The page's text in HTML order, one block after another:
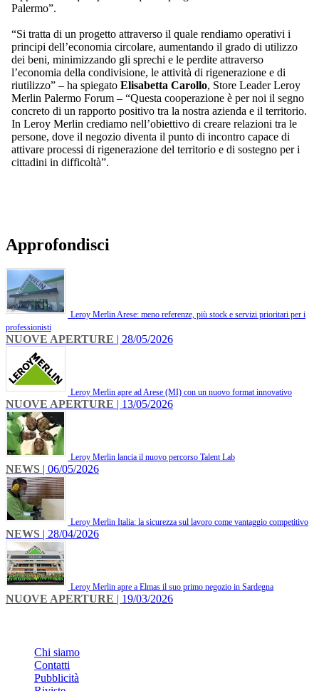
Palermo”.
“Si tratta di un progetto attraverso il quale rendiamo operativi i
principi dell’economia circolare, aumentando il grado di utilizzo
dei beni, minimizzando gli sprechi e le perdite attraverso
l’economia della condivisione, le attività di rigenerazione e di
riutilizzo” – ha spiegato Elisabetta Carollo, Store Leader Leroy
Merlin Palermo Forum – “Questa cooperazione è per noi il segno
concreto di un rapporto positivo tra la nostra azienda e il territorio.
In Leroy Merlin crediamo nell’obiettivo di creare relazioni tra le
persone, dove il negozio diventa il punto di incontro capace di
attivare processi di rigenerazione del territorio e di sostegno per i
cittadini in difficoltà”.
Approfondisci
Leroy Merlin Arese: meno referenze, più stock e servizi prioritari per i
professionisti
NUOVE APERTURE | 28/05/2026
Leroy Merlin apre ad Arese (MI) con un nuovo format innovativo
NUOVE APERTURE | 13/05/2026
Leroy Merlin lancia il nuovo percorso Talent Lab
NEWS | 06/05/2026
Leroy Merlin Italia: la sicurezza sul lavoro come vantaggio competitivo
NEWS | 28/04/2026
Leroy Merlin apre a Elmas il suo primo negozio in Sardegna
NUOVE APERTURE | 19/03/2026
Chi siamo
Contatti
Pubblicità